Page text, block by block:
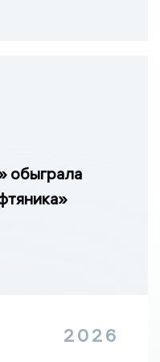
обыграла
2026